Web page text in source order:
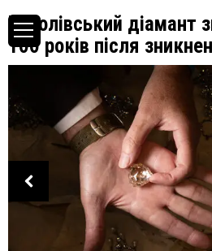
Королівський діамант
100 років після